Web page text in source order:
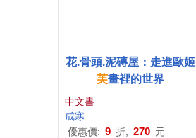
花.骨頭.泥磚屋：走進歐姬
芙畫裡的世界
中文書
成寒
優惠價: 9 折, 270 元